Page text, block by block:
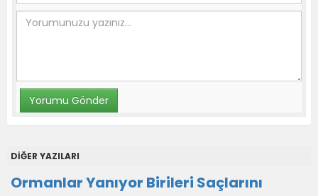
DİĞER YAZILARI
Ormanlar Yanıyor Birileri Saçlarını